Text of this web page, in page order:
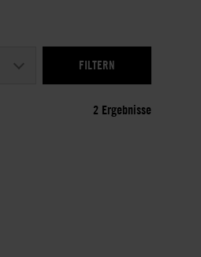
2 Ergebnisse